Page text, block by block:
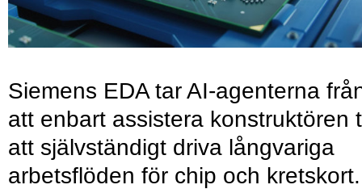
Siemens EDA tar AI-agenterna
att enbart assistera konstruktören
att självständigt driva långvariga
arbetsflöden för chip och kretskort.